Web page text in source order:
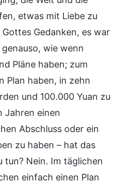
etwas mit Liebe zu
Gedanken, es war
genauso, wie wenn
Pläne haben; zum
Plan haben, in zehn
und 100.000 Yuan zu
Jahren einen
Abschluss oder ein
zu haben – hat das
tun? Nein. Im täglichen
einfach einen Plan